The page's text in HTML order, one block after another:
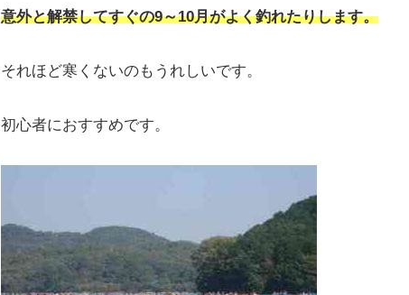
意外と解禁してすぐの9～10月がよく釣れたりします。
それほど寒くないのもうれしいです。
初心者におすすめです。